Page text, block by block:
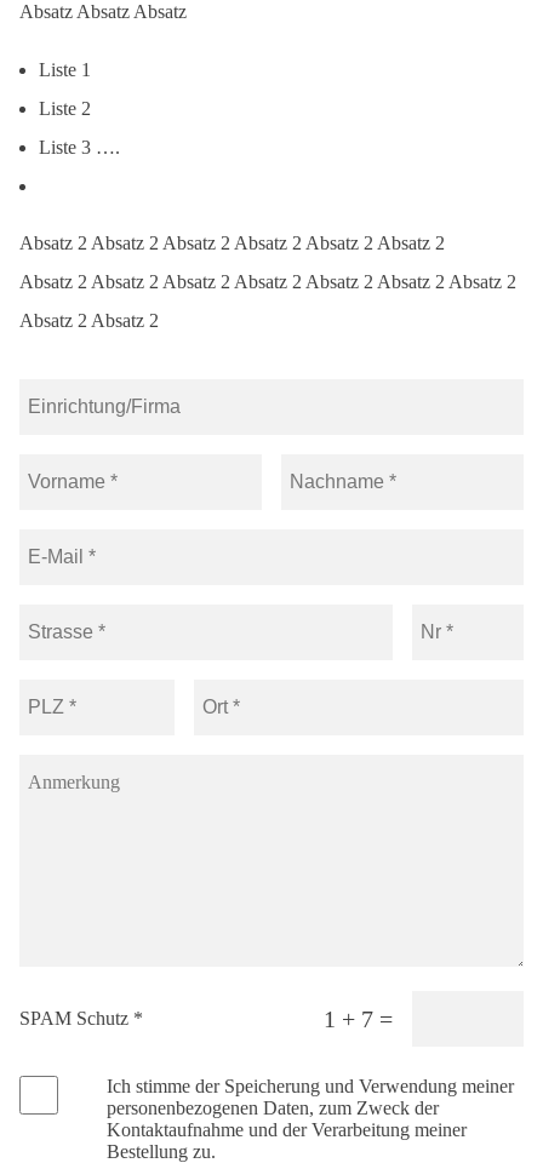
Absatz Absatz Absatz
Liste 1
Liste 2
Liste 3 ….
Absatz 2 Absatz 2 Absatz 2 Absatz 2 Absatz 2 Absatz 2
Absatz 2 Absatz 2 Absatz 2 Absatz 2 Absatz 2 Absatz 2 Absatz 2
Absatz 2 Absatz 2
SPAM Schutz * 1 + 7 =
Ich stimme der Speicherung und Verwendung meiner
personenbezogenen Daten, zum Zweck der
Kontaktaufnahme und der Verarbeitung meiner
Bestellung zu.